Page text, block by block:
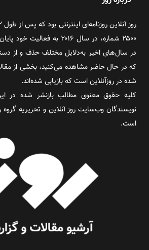
۲۵۰۰ شماره، در سال ۲۰۱۶ به
در سال‌های اخیر به‌دلایل مختلف حذف و از
که در حال حاضر مشاهده می‌کنید، بخشی از
شده در روزآنلاین است که بازیابی شده‌اند.
کلیه حقوق معنوی مطالب بازنشر شده در
نویسندگان وب‌سایت روز آنلاین و تحریریه گروه
است.